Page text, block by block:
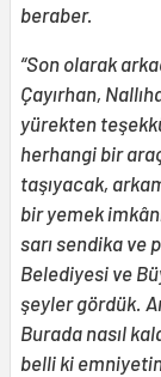
beraber.
“Son olarak
Çayırhan,
yürekten
herhangi bir
taşıyacak,
bir yemek
sarı sendika ve
Belediyesi ve
şeyler gördük.
Burada nasıl
belli ki